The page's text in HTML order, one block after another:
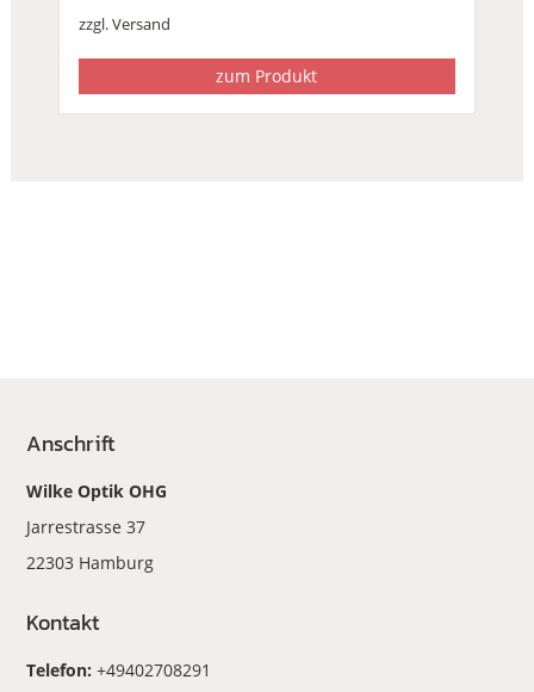
zzgl.Versand
zum Produkt
Anschrift
Wilke Optik OHG
Jarrestrasse 37
22303 Hamburg
Kontakt
Telefon:+49402708291